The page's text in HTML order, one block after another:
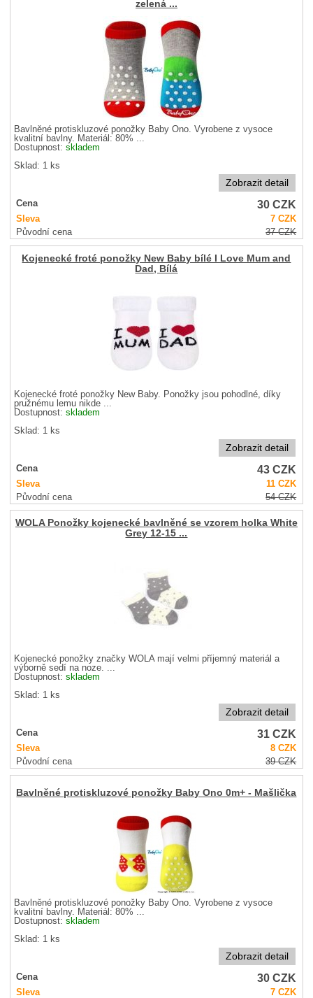
zelená ...
Bavlněné protiskluzové ponožky Baby Ono. Vyrobene z vysoce
kvalitní bavlny. Materiál: 80% ...
Dostupnost:skladem
Sklad: 1 ks
Zobrazit detail
Cena 30CZK
Sleva 7CZK
Původní cena
37CZK
Kojenecké froté ponožky New Baby bílé I Love Mum and
Dad, Bílá
Kojenecké froté ponožky New Baby. Ponožky jsou pohodlné, díky
pružnému lemu nikde ...
Dostupnost:skladem
Sklad: 1 ks
Zobrazit detail
Cena 43CZK
Sleva 11CZK
Původní cena
54CZK
WOLA Ponožky kojenecké bavlněné se vzorem holka White
Grey 12-15 ...
Kojenecké ponožky značky WOLA mají velmi příjemný materiál a
výborně sedí na noze. ...
Dostupnost:skladem
Sklad: 1 ks
Zobrazit detail
Cena 31CZK
Sleva 8CZK
Původní cena
39CZK
Bavlněné protiskluzové ponožky Baby Ono 0m+ - Mašlička
Bavlněné protiskluzové ponožky Baby Ono. Vyrobene z vysoce
kvalitní bavlny. Materiál: 80% ...
Dostupnost:skladem
Sklad: 1 ks
Zobrazit detail
Cena 30CZK
Sleva 7CZK